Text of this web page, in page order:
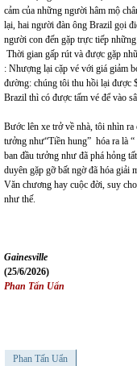
cảm của những người hâm mộ
lại, hai người đàn ông Brazil gọi
người con đến gặp trực tiếp
Thời gian gấp rút và được gặp
: Nhượng lại cặp vé với giá giảm
đường: chúng tôi thu hồi lại được
Brazil thì có được tấm vé để vào
Bước lên xe trở về nhà, tôi nhìn
tưởng như“Tiền hung” hóa ra là
ban đầu tưởng như đã phá hỏng
duyên gặp gỡ bất ngờ đã hóa giải
Văn chương hay cuộc đời, suy
như thế.
Gainesville
(25/6/2026)
Phan Tấn Uẩn
Phan Tấn Uẩn